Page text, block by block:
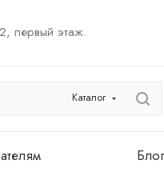
первый этаж.
Каталог
Блог